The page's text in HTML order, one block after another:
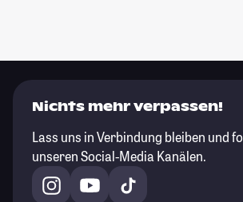
Nichts mehr verpassen!
Lass uns in Verbindung bleiben und
unseren Social-Media Kanälen.